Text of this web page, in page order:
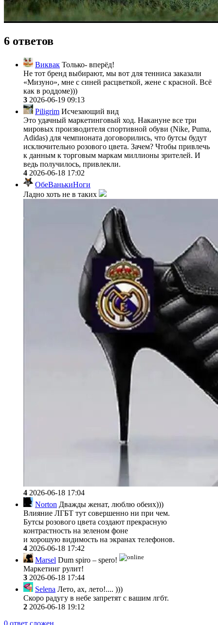
6 ответов
Виквак Только- вперёд!
Не тот бренд выбирают, мы вот для тенниса заказали
«Мизуно», мне с синей расцветкой, жене с красной. Всё
как в роддоме)))
3 2026-06-19 09:13
Piligrim Исчезающий вид
Это удачный маркетинговый ход. Накануне все три
мировых производителя спортивной обуви (Nike, Puma,
Adidas) для чемпионата договорились, что бутсы будут
исключительно розового цвета. Зачем? Чтобы привлечь
к данным к торговым маркам миллионы зрителей. И
ведь получилось, привлекли.
4 2026-06-18 17:02
ОбеВанькиНоги
Ладно хоть не в таких
4 2026-06-18 17:04
Norton Дважды женат, люблю обеих)))
Влияние ЛГБТ тут совершенно ни при чем.
Бутсы розового цвета создают прекрасную
контрастность на зеленом фоне
и хорошую видимость на экранах телефонов.
4 2026-06-18 17:42
Marsel Dum spiro – spero!
Маркетинг рулит!
3 2026-06-18 17:44
Selena Лето, ах, лето!.... )))
Скоро радугу в небе запретят с вашим лгбт.
2 2026-06-18 19:12
0 ответ сложен